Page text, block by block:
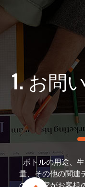
サポート
緊急事態が発生した
エンジニアにご連絡い
ターサービスをご利用
トビデオサポートと、
ービスをご提供してい
1. お問
ボトルの用途、
量、その他の関連